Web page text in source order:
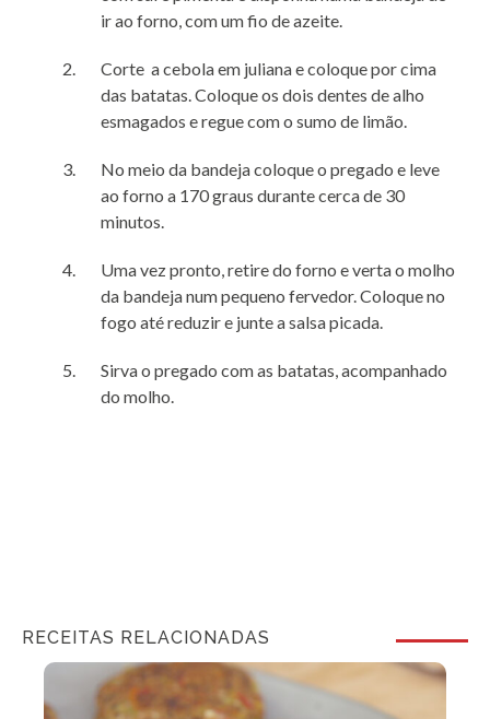
ir ao forno, com um fio de azeite.
Corte a cebola em juliana e coloque por cima
das batatas. Coloque os dois dentes de alho
esmagados e regue com o sumo de limão.
No meio da bandeja coloque o pregado e leve
ao forno a 170 graus durante cerca de 30
minutos.
Uma vez pronto, retire do forno e verta o molho
da bandeja num pequeno fervedor. Coloque no
fogo até reduzir e junte a salsa picada.
Sirva o pregado com as batatas, acompanhado
do molho.
RECEITAS RELACIONADAS